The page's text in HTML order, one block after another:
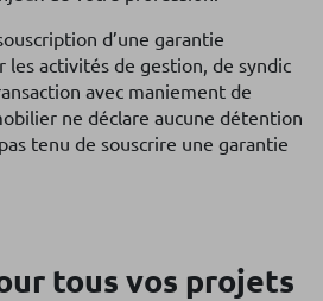
d’une garantie
les activités de gestion, de syndic
avec maniement de
ne déclare aucune détention
tenu de souscrire une garantie
tous vos projets